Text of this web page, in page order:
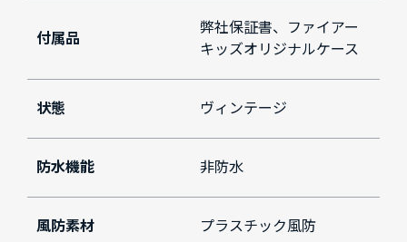
付属品
弊社保証書、ファイアー
キッズオリジナルケース
状態 ヴィンテージ
防水機能 非防水
風防素材 プラスチック風防